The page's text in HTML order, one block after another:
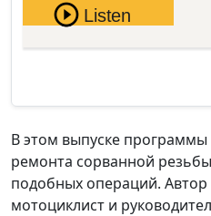
Pause
Listen
В этом выпуске
ремонта сорванной
подобных операций.
мотоциклист и